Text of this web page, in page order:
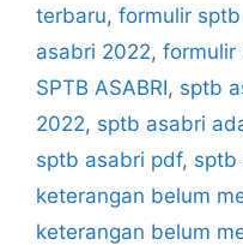
terbaru, formulir
asabri 2022, formulir
SPTB ASABRI, sptb
2022, sptb asabri
sptb asabri pdf, sptb
keterangan belum
keterangan belum